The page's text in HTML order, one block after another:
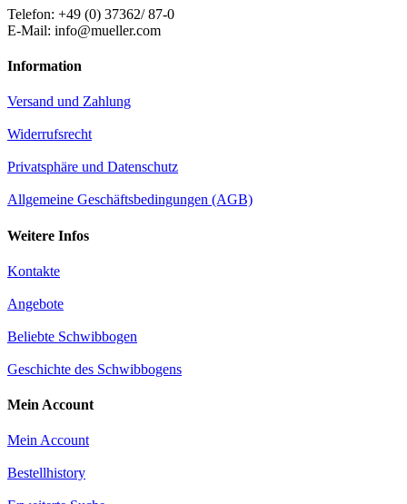
Telefon: +49 (0) 37362/ 87-0
E-Mail: info@mueller.com
Information
Versand und Zahlung
Widerrufsrecht
Privatsphäre und Datenschutz
Allgemeine Geschäftsbedingungen (AGB)
Weitere Infos
Kontakte
Angebote
Beliebte Schwibbogen
Geschichte des Schwibbogens
Mein Account
Mein Account
Bestellhistory